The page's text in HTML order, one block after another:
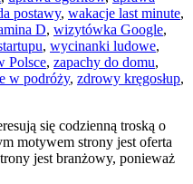
postawy, wakacje last minute,
D, wizytówka Google,
, wycinanki ludowe,
Polsce, zapachy do domu,
w podróży, zdrowy kręgosłup,
się codzienną troską o
motywem strony jest oferta
jest branżowy, ponieważ